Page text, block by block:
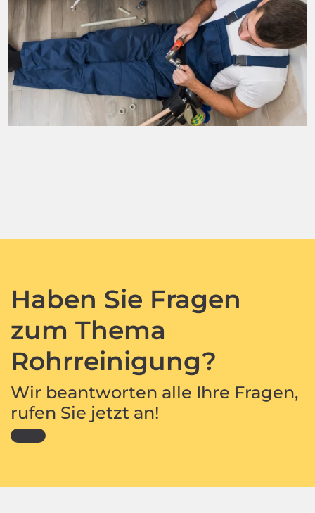
Haben Sie Fragen
zum Thema
Rohrreinigung?
Wir beantworten alle Ihre Fragen,
rufen Sie jetzt an!